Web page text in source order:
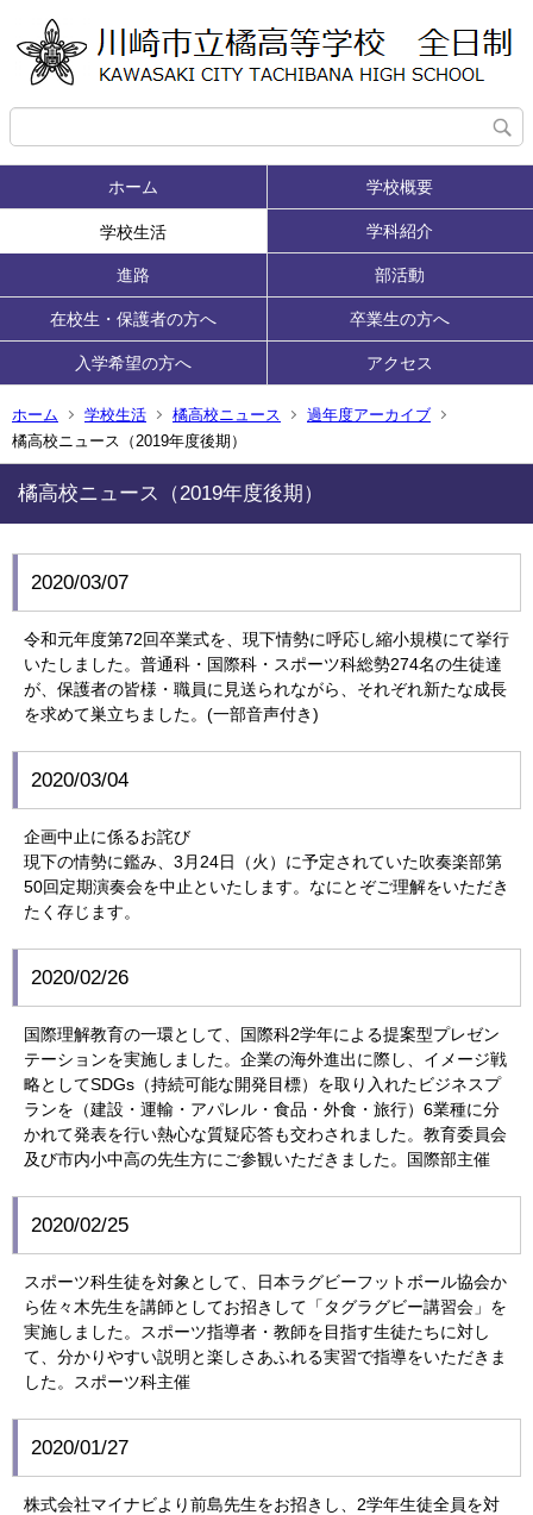
ホーム 学校概要
学校生活 学科紹介
進路 部活動
在校生・保護者の方へ 卒業生の方へ
入学希望の方へ アクセス
ホーム 学校生活 橘高校ニュース
過年度アーカイブ
橘高校ニュース（2019年度後期）
橘高校ニュース（2019年度後期）
2020/03/07
令和元年度第72回卒業式を、現下情勢に呼応し縮小規模にて挙行
いたしました。普通科・国際科・スポーツ科総勢274名の生徒達
が、保護者の皆様・職員に見送られながら、それぞれ新たな成長
を求めて巣立ちました。(一部音声付き)
2020/03/04
企画中止に係るお詫び
現下の情勢に鑑み、3月24日（火）に予定されていた吹奏楽部第
50回定期演奏会を中止といたします。なにとぞご理解をいただき
たく存じます。
2020/02/26
国際理解教育の一環として、国際科2学年による提案型プレゼン
テーションを実施しました。企業の海外進出に際し、イメージ戦
略としてSDGs（持続可能な開発目標）を取り入れたビジネスプ
ランを（建設・運輸・アパレル・食品・外食・旅行）6業種に分
かれて発表を行い熱心な質疑応答も交わされました。教育委員会
及び市内小中高の先生方にご参観いただきました。国際部主催
2020/02/25
スポーツ科生徒を対象として、日本ラグビーフットボール協会か
ら佐々木先生を講師としてお招きして「タグラグビー講習会」を
実施しました。スポーツ指導者・教師を目指す生徒たちに対し
て、分かりやすい説明と楽しさあふれる実習で指導をいただきま
した。スポーツ科主催
2020/01/27
株式会社マイナビより前島先生をお招きし、2学年生徒全員を対